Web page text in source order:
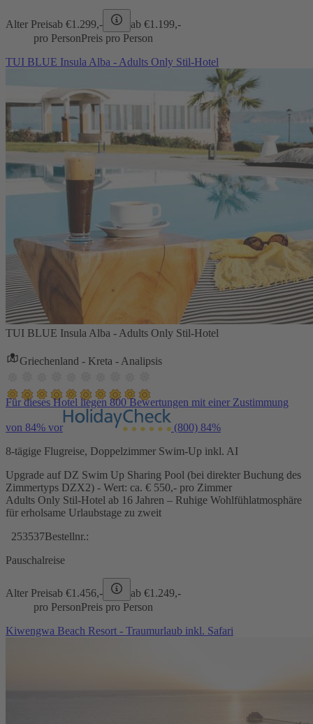
Alter Preisab €1.299,- ab €1.199,-
pro PersonPreis pro Person
TUI BLUE Insula Alba - Adults Only Stil-Hotel
TUI BLUE Insula Alba - Adults Only Stil-Hotel
Griechenland - Kreta - Analipsis
Für dieses Hotel liegen 800 Bewertungen mit einer Zustimmung
von 84% vor (800) 84%
8-tägige Flugreise, Doppelzimmer Swim-Up inkl. AI
Upgrade auf DZ Swim Up Sharing Pool (bei direkter Buchung des
Zimmertyps DZX2) - Wert: ca. € 550,- pro Zimmer
Adults Only Stil-Hotel ab 16 Jahren – Ruhige Wohlfühlatmosphäre
für erholsame Urlaubstage zu zweit
253537Bestellnr.:
Pauschalreise
Alter Preisab €1.456,- ab €1.249,-
pro PersonPreis pro Person
Kiwengwa Beach Resort - Traumurlaub inkl. Safari